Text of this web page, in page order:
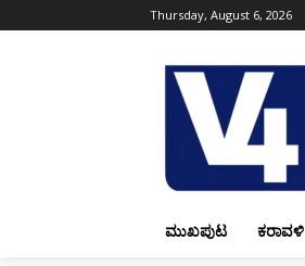
Thursday, August 6, 2026
ಮುಖಪುಟ ಕರಾವಳಿ